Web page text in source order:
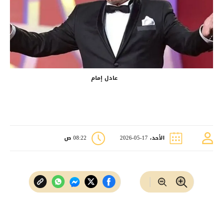
عادل إمام
الأحد، 17-05-2026 08:22 ص